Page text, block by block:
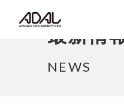
コラム
最新情
NEWS